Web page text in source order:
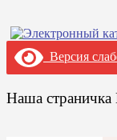
Версия
Наша